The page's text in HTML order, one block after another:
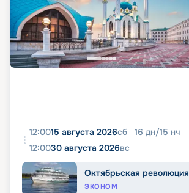
12:0015 августа 2026сб 16 дн/15 нч
12:0030 августа 2026вс
Октябрьская революция
ЭКОНОМ